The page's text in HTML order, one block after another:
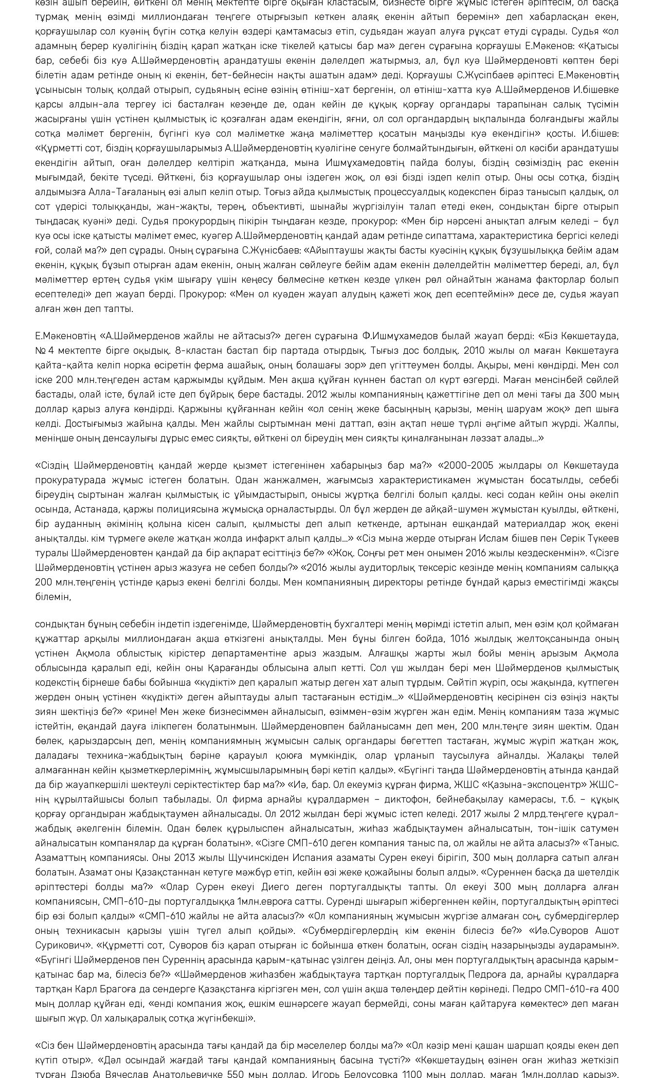
тұрмақ менің өзімді миллиондаған теңгеге отырғызып кеткен алаяқ екенін айтып беремін» деп хабарласқан екен,
қорғаушылар сол куәнің бүгін сотқа келуін өздері қамтамасыз етіп, судьядан жауап алуға рұқсат етуді сұрады. Судья «ол
адамның берер куәлігінің біздің қарап жатқан іске тікелей қатысы бар ма» деген сұрағына қорғаушы Е.Мәкенов: «Қатысы
бар, себебі біз куә А.Шәймерденовтің арандатушы екенін дәлелдеп жатырмыз, ал, бұл куә Шәймерденовті көптен бері
білетін адам ретінде оның кі екенін, бет-бейнесін нақты ашатын адам» деді. Қорғаушы С.Жүсіпбаев әріптесі Е.Мәкеновтің
ұсынысын толық қолдай отырып, судьяның есіне өзінің өтініш-хат бергенін, ол өтініш-хатта куә А.Шәймерденов И.Әбішевке
қарсы алдын-ала тергеу ісі басталған кезеңде де, одан кейін де құқық қорғау органдары тарапынан салық түсімін
жасырғаны үшін үстінен қылмыстық іс қозғалған адам екендігін, яғни, ол сол органдардың ықпалында болғандығы жайлы
сотқа мәлімет бергенін, бүгінгі куә сол мәліметке жаңа мәліметтер қосатын маңызды куә екендігін» қосты. И.Әбішев:
«Құрметті сот, біздің қорғаушыларымыз А.Шәймерденовтің куәлігіне сенуге болмайтындығын, өйткені ол кәсіби арандатушы
екендігін айтып, оған дәлелдер келтіріп жатқанда, мына Ишмұхамедовтің пайда болуы, біздің сөзіміздің рас екенін
мығымдай, бекіте түседі. Өйткені, біз қорғаушылар оны іздеген жоқ, ол өзі бізді іздеп келіп отыр. Оны осы сотқа, біздің
алдымызға Алла-Тағаланың өзі алып келіп отыр. Тоғыз айда қылмыстық процессуалдық кодекспен біраз танысып қалдық, ол
сот үдерісі толыққанды, жан-жақты, терең, объективті, шынайы жүргізілуін талап етеді екен, сондықтан бірге отырып
тыңдасақ куәні» деді. Судья прокурордың пікірін тыңдаған кезде, прокурор: «Мен бір нәрсені анықтап алғым келеді – бұл
куә осы іске қатысты мәлімет емес, куәгер А.Шәймерденовтің қандай адам ретінде сипаттама, характеристика бергісі келеді
ғой, солай ма?» деп сұрады. Оның сұрағына С.Жүнісбаев: «Айыптаушы жақты басты куәсінің құқық бұзушылыққа бейім адам
екенін, құқық бұзып отырған адам екенін, оның жалған сөйлеуге бейім адам екенін дәлелдейтін мәліметтер береді, ал, бұл
мәліметтер ертең судья үкім шығару үшін кеңесу бөлмесіне кеткен кезде үлкен рөл ойнайтын жанама факторлар болып
есептеледі» деп жауап берді. Прокурор: «Мен ол куәден жауап алудың қажеті жоқ деп есептеймін» десе де, судья жауап
алған жөн деп тапты.
Е.Мәкеновтің «А.Шәймерденов жайлы не айтасыз?» деген сұрағына Ф.Ишмұхамедов былай жауап берді: «Біз Көкшетауда,
№4 мектепте бірге оқыдық. 8-кластан бастап бір партада отырдық. Тығыз дос болдық. 2010 жылы ол маған Көкшетауға
қайта-қайта келіп норка өсіретін ферма ашайық, оның болашағы зор» деп үгіттеумен болды. Ақыры, мені көндірді. Мен сол
іске 200 млн.теңгеден астам қаржымды құйдым. Мен ақша құйған күннен бастап ол күрт өзгерді. Маған менсінбей сөйлей
бастады, олай істе, бұлай істе деп бұйрық бере бастады. 2012 жылы компанияның қажеттігіне деп ол мені тағы да 300 мың
доллар қарыз алуға көндірді. Қаржыны құйғаннан кейін «ол сенің жеке басыңның қарызы, менің шаруам жоқ» деп шыға
келді. Достығымыз жайына қалды. Мен жайлы сыртымнан мені даттап, өзін ақтап неше түрлі әңгіме айтып жүрді. Жалпы,
меніңше оның денсаулығы дұрыс емес сияқты, өйткені ол біреудің мен сияқты қиналғанынан ләззат алады...»
«Сіздің Шәймерденовтің қандай жерде қызмет істегенінен хабарыңыз бар ма?» «2000-2005 жылдары ол Көкшетауда
прокуратурада жұмыс істеген болатын. Одан жанжалмен, жағымсыз характеристикамен жұмыстан босатылды, себебі
біреудің сыртынан жалған қылмыстық іс ұйымдастырып, онысы жұртқа белгілі болып қалды. Әкесі содан кейін оны әкеліп
осында, Астанада, қаржы полициясына жұмысқа орналастырды. Ол бұл жерден де айқай-шумен жұмыстан қуылды, өйткені,
бір ауданның әкімінің қолына кісен салып, қылмысты деп алып кеткенде, артынан ешқандай материалдар жоқ екені
анықталды. Әкім түрмеге әкеле жатқан жолда инфаркт алып қалды...» «Сіз мына жерде отырған Ислам Әбішев пен Серік Түкеев
туралы Шәймерденовтен қандай да бір ақпарат есіттіңіз бе?» «Жоқ. Соңғы рет мен онымен 2016 жылы кездескенмін». «Сізге
Шәймерденовтің үстінен арыз жазуға не себеп болды?» «2016 жылы аудиторлық тексеріс кезінде менің компаниям салыққа
200 млн.теңгенің үстінде қарыз екені белгілі болды. Мен компанияның директоры ретінде бұндай қарыз еместігімді жақсы
білемін,
сондықтан бұның себебін індетіп іздегенімде, Шәймерденовтің бухгалтері менің мөрімді істетіп алып, мен өзім қол қоймаған
құжаттар арқылы миллиондаған ақша өткізгені анықталды. Мен бұны білген бойда, 1016 жылдық желтоқсанында оның
үстінен Ақмола облыстық кірістер департаментіне арыз жаздым. Алғашқы жарты жыл бойы менің арызым Ақмола
облысында қаралып еді, кейін оны Қарағанды облысына алып кетті. Сол үш жылдан бері мен Шәймерденов қылмыстық
кодекстің бірнеше бабы бойынша «күдікті» деп қаралып жатыр деген хат алып тұрдым. Сөйтіп жүріп, осы жақында, күтпеген
жерден оның үстінен «күдікті» деген айыптауды алып тастағанын естідім...» «Шәймерденовтің кесірінен сіз өзіңіз нақты
зиян шектіңіз бе?» «Әрине! Мен жеке бизнесіммен айналысып, өзіммен-өзім жүрген жан едім. Менің компаниям таза жұмыс
істейтін, еқандай дауға ілікпеген болатынмын. Шәймерденовпен байланысамн деп мен, 200 млн.теңге зиян шектім. Одан
бөлек, қарыздарсың деп, менің компаниямның жұмысын салық органдары бөгеттеп тастаған, жұмыс жүріп жатқан жоқ,
даладағы техника-жабдықтың бәріне қарауыл қоюға мүмкіндік, олар ұрланып таусылуға айналды. Жалақы төлей
алмағаннан кейін қызметкерлерімнің, жұмысшыларымның бәрі кетіп қалды». «Бүгінгі таңда Шәймерденовтің атында қандай
да бір жауапкершілі шектеулі серіктестіктер бар ма?» «Иә, бар. Ол екеуміз құрған фирма, ЖШС «Қазына-экспоцентр» ЖШС-
нің құрылтайшысы болып табылады. Ол фирма арнайы құралдармен – диктофон, бейнебақылау камерасы, т.б. – құқық
қорғау органдыран жабдықтаумен айналысады. Ол 2012 жылдан бері жұмыс істеп келеді. 2017 жылы 2 млрд.теңгеге құрал-
жабдық әкелгенін білемін. Одан бөлек құрылыспен айналысатын, жиһаз жабдықтаумен айналысатын, тон-ішік сатумен
айналысатын компанялар да құрған болатын». «Сізге СМП-610 деген компания таныс па, ол жайлы не айта аласыз?» «Таныс.
Азаматтың компаниясы. Оны 2013 жылы Щучинскіден Испания азаматы Сурен екеуі бірігіп, 300 мың долларға сатып алған
болатын. Азамат оны Қазақстаннан кетуге мәжбүр етіп, кейін өзі жеке қожайыны болып алды». «Суреннен басқа да шетелдік
әріптестері болды ма?» «Олар Сурен екеуі Диего деген португалдықты тапты. Ол екеуі 300 мың долларға алған
компаниясын, СМП-610-ды португалдыққа 1млн.евроға сатты. Суренді шығарып жібергеннен кейін, португалдықтың әріптесі
бір өзі болып қалды» «СМП-610 жайлы не айта аласыз?» «Ол компанияның жұмысын жүргізе алмаған соң, субмердігерлер
оның техникасын қарызы үшін түгел алып қойды». «Субмердігерлердің кім екенін білесіз бе?» «Иә.Суворов Ашот
Сурикович». «Құрметті сот, Суворов біз қарап отырған іс бойынша өткен болатын, осған сіздің назарыңызды аударамын».
«Бүгінгі Шәймерденов пен Суреннің арасында қарым-қатынас үзілген деіңіз. Ал, оны мен португалдықтың арасында қарым-
қатынас бар ма, білесіз бе?» «Шәймерденов жиһазбен жабдықтауға тартқан португалдық Педроға да, арнайы құралдарға
тартқан Карл Брагоға да сендерге Қазақстанға кіргізген мен, сол үшін ақша төлеңдер дейтін көрінеді. Педро СМП-610-ға 400
мың доллар құйған еді, «енді компания жоқ, ешкім ешнәрсеге жауап бермейді, соны маған қайтаруға көмектес» деп маған
шығып жүр. Ол халықаралық сотқа жүгінбекші».
«Сіз бен Шәймерденовтің арасында тағы қандай да бір мәселелер болды ма?» «Ол кәзір мені қашан шаршап қояды екен деп
күтіп отыр». «Дәл осындай жағдай тағы қандай компанияның басына түсті?» «Көкшетаудың өзінен оған жиһаз жеткізіп
тұрған Дзюба Вячеслав Анатольевичке 550 мың доллар, Игорь Белоусовқа 1100 мың доллар, маған 1млн.доллар қарыз».